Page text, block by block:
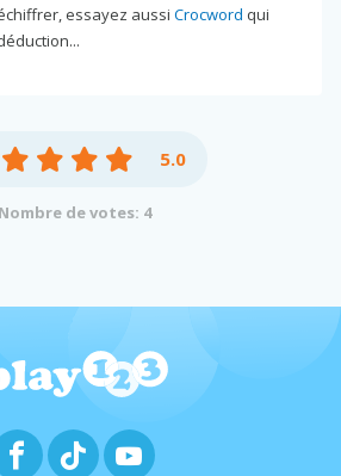
essayez aussi Crocword qui
5.0
Nombre de votes: 4